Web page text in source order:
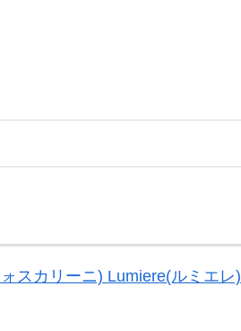
スカリーニ) Lumiere(ルミエレ)